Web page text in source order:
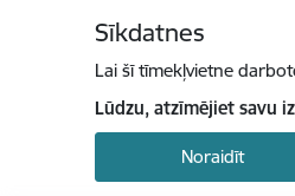
Sīkdatnes
Lai šī tīmekļvietne
Lūdzu, atzīmējiet savu
Noraidīt